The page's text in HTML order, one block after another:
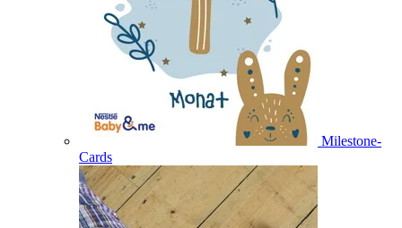
Milestone-
Cards